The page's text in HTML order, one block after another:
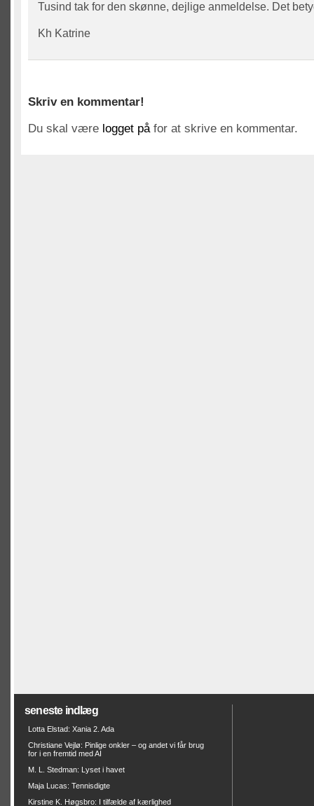
Tusind tak for den skønne, dejlige anmeldelse. Det
Kh Katrine
Skriv en kommentar!
Du skal være logget påfor at skrive en kommentar.
seneste indlæg
Lotta Elstad: Xania 2. Ada
Christiane Vejlø: Pinlige onkler – og andet vi får brug
for i en fremtid med AI
M. L. Stedman: Lyset i havet
Maja Lucas: Tennisdigte
Kirstine K. Høgsbro: I tilfælde af kærlighed